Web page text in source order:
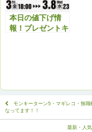
本日の値下げ情
報！プレゼントキ
モンキーターン5・マギレコ・無
なってます！！
最新・人